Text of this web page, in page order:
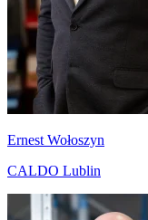
Ernest Wołoszyn
CALDO Lublin